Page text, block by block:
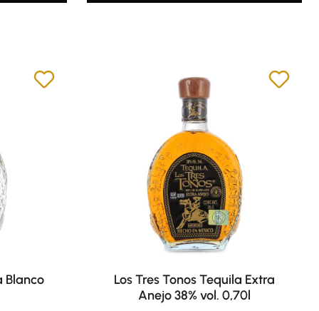
Blanco
Los Tres Tonos Tequila Extra
Anejo 38% vol. 0,70l